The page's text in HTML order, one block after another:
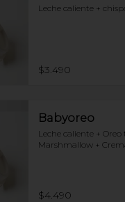
Leche caliente +
$3.490
Babyoreo
Leche caliente +
Marshmallow +
$4.490